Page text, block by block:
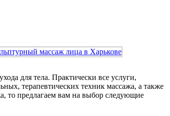
для тела. Практически все услуги,
терапевтических техник массажа, а также
то предлагаем вам на выбор следующие